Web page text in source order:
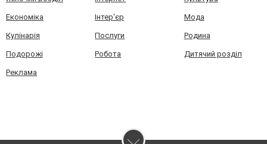
Економіка Інтер'єр Мода
Кулінарія Послуги Родина
Подорожі Робота Дитячий розділ
Реклама